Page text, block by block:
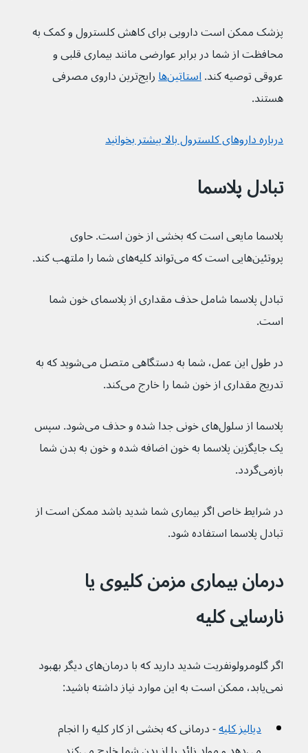
پزشک ممکن است دارویی برای کاهش کلسترول و کمک به
محافظت از شما در برابر عوارضی مانند بیماری قلبی و
عروقی توصیه کند. استاتین‌ها
رایج‌ترین داروی مصرفی
هستند.
درباره داروهای کلسترول بالا بیشتر بخوانید
تبادل پلاسما
پلاسما مایعی است که بخشی از خون است. حاوی
پروتئین‌هایی است که می‌تواند کلیه‌های شما را ملتهب کند.
تبادل پلاسما شامل حذف مقداری از پلاسمای خون شما
است.
در طول این عمل، شما به دستگاهی متصل می‌شوید که به
تدریج مقداری از خون شما را خارج می‌کند.
پلاسما از سلول‌های خونی جدا شده و حذف می‌شود. سپس
یک جایگزین پلاسما به خون اضافه شده و خون به بدن شما
بازمی‌گردد.
در شرایط خاص اگر بیماری شما شدید باشد ممکن است از
تبادل پلاسما استفاده شود.
درمان بیماری مزمن کلیوی یا
نارسایی کلیه
اگر گلومرولونفریت شدید دارید که با درمان‌های دیگر بهبود
نمی‌یابد، ممکن است به این موارد نیاز داشته باشید:
دیالیز کلیه- درمانی که بخشی از کار کلیه را انجام